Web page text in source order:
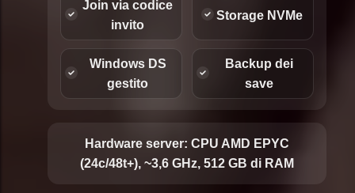
Join via codice
invito
Storage NVMe
Windows DS
gestito
Backup dei
save
Hardware server: CPU AMD EPYC
(24c/48t+), ~3,6 GHz, 512 GB di RAM